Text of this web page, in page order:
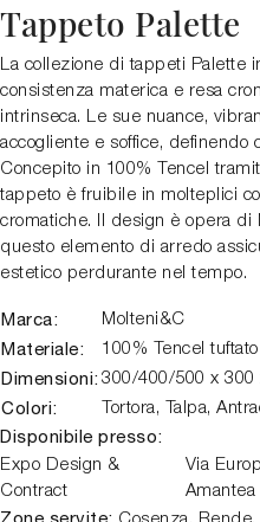
Tappeto Palette
La collezione di tappeti Palette
consistenza materica e resa
intrinseca. Le sue nuance,
accogliente e soffice,
Concepito in 100% Tencel
tappeto è fruibile in molteplici
cromatiche. Il design è opera di
questo elemento di arredo
estetico perdurante nel tempo.
Marca: Molteni&C
Materiale: 100% Tencel
Dimensioni: 300/400/500 x 300
Colori: Tortora, Talpa,
Disponibile presso:
Expo Design &
Contract
Via
Amantea
Zone servite: